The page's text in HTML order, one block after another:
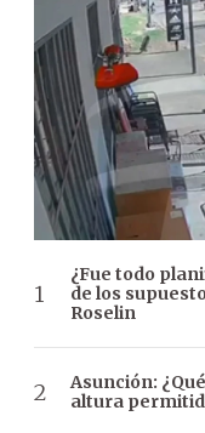
¿Fue todo
de los
Roselin
Asunción:
altura